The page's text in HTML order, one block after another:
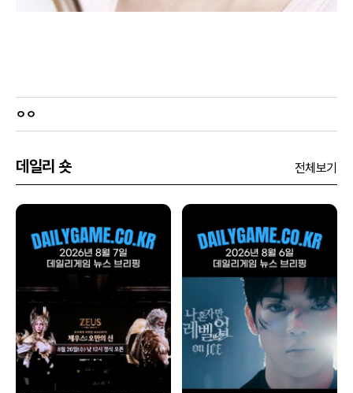
ㅇㅇ
데일리 숏 전체보기